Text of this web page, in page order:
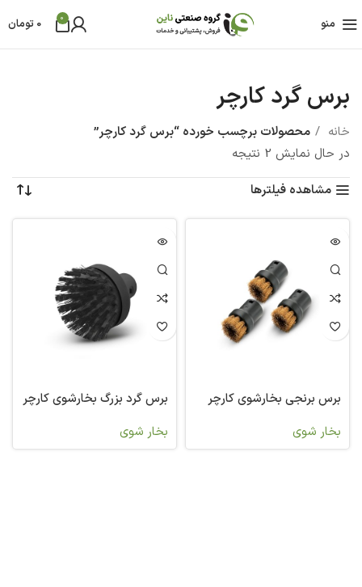
منو 0
0 تومان
برس گرد کارچر
خانه
محصولات برچسب خورده “برس گرد کارچر”
در حال نمایش 2 نتیجه
مشاهده فیلترها
برس برنجی بخارشوی کارچر
بخار شوی
برس گرد بزرگ بخارشوی کارچر
بخار شوی